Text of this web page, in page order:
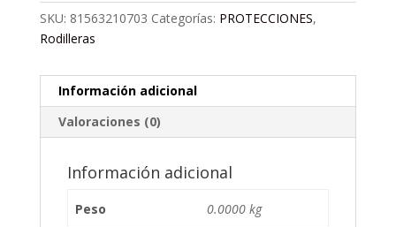
SKU: 81563210703 Categorías: PROTECCIONES,
Rodilleras
Información adicional
Valoraciones (0)
Información adicional
Peso 0.0000 kg